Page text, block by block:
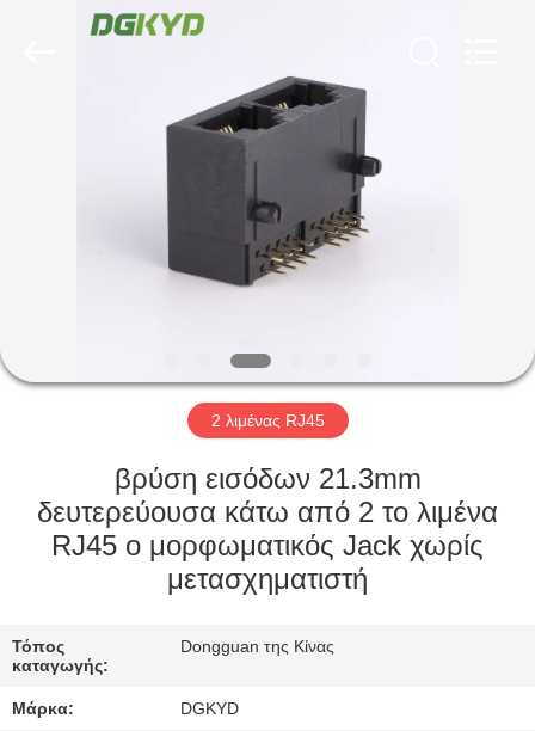
ΠΡΟΪΌΝΤΑ
ΕΜΦΆΝΙΣΗ
ΠΕΡΊΠΟΥ
ΓΎΡΟΣ
ΕΡΓΟΣΤΑΣΊΩΝ
ΈΛΕΓΧΟΣ
2 λιμένας RJ45
βρύση εισόδων 21.3mm
δευτερεύουσα κάτω από 2 το λιμένα
RJ45 ο μορφωματικός Jack χωρίς
μετασχηματιστή
Τόπος
καταγωγής:
Dongguan της Κίνας
Μάρκα: DGKYD